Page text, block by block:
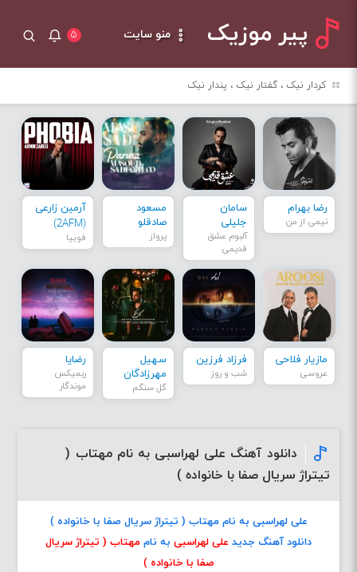
پیر موزیک منو سایت ۵
کردار نیک ، گفتار نیک ، پندار نیک
رضا بهرام
نیمی از من
سامان
جلیلی
آلبوم عشق
قدیمی
مسعود
صادقلو
پرواز
آرمین زارعی
(2AFM)
فوبیا
مازیار فلاحی
عروسی
فرزاد فرزین
شب و روز
سهیل
مهرزادگان
گل سنگم
رضایا
ریمیکس
موندگار
دانلود آهنگ علی لهراسبی به نام مهتاب (
تیتراژ سریال صفا با خانواده )
علی لهراسبی به نام مهتاب ( تیتراژ سریال صفا با خانواده )
دانلود آهنگ جدید علی لهراسبی به نام مهتاب ( تیتراژ سریال
صفا با خانواده )